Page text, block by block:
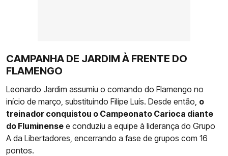
CAMPANHA DE JARDIM À FRENTE DO
FLAMENGO
Leonardo Jardim assumiu o comando do Flamengo no
início de março, substituindo Filipe Luís. Desde então, o
treinador conquistou o Campeonato Carioca diante
do Fluminense e conduziu a equipe à liderança do Grupo
A da Libertadores, encerrando a fase de grupos com 16
pontos.